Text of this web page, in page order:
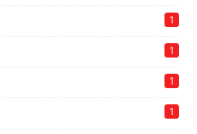
1
1
1
1